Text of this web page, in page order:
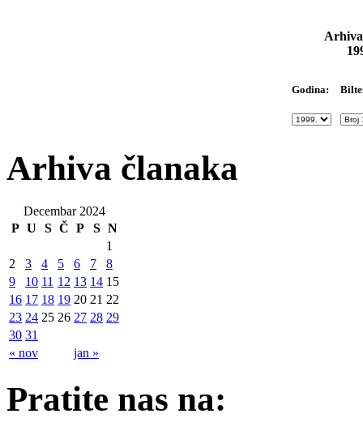
Godina:
Arhiva članaka
Decembar 2024
P U S Č P S N
« nov jan »
1
2
3 4 5 6 7
8
9
10 11 12 13 14 15
16 17 18 19 20 21 22
23 24 25 26 27 28 29
30 31
Pratite nas na: